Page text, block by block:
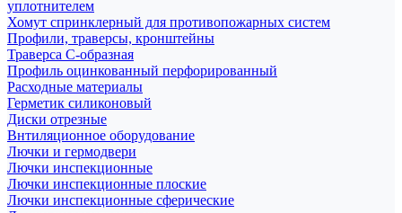
уплотнителем
Хомут спринклерный для противопожарных систем
Профили, траверсы, кронштейны
Траверса С-образная
Профиль оцинкованный перфорированный
Расходные материалы
Герметик силиконовый
Диски отрезные
Внтиляционное оборудование
Лючки и гермодвери
Лючки инспекционные
Лючки инспекционные плоские
Лючки инспекционные сферические